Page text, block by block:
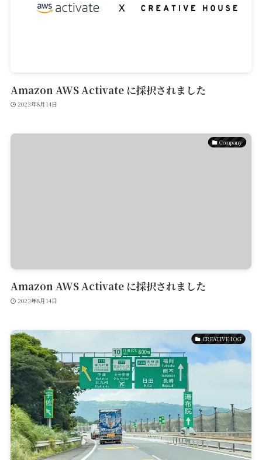
Amazon AWS Activate に採択されました
2023年8月14日
Company
Amazon AWS Activate に採択されました
2023年8月14日
CREATIVE LOG